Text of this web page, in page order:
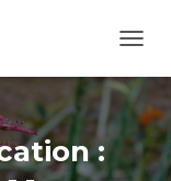
U
V
R
: